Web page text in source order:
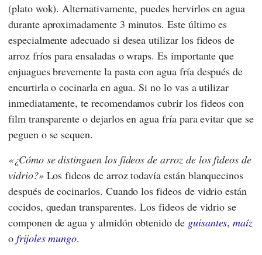
(plato wok). Alternativamente, puedes hervirlos en agua
durante aproximadamente 3 minutos. Este último es
especialmente adecuado si desea utilizar los fideos de
arroz fríos para ensaladas o wraps. Es importante que
enjuagues brevemente la pasta con agua fría después de
encurtirla o cocinarla en agua. Si no lo vas a utilizar
inmediatamente, te recomendamos cubrir los fideos con
film transparente o dejarlos en agua fría para evitar que se
peguen o se sequen.
¿Cómo se distinguen los fideos de arroz de los fideos de
vidrio? Los fideos de arroz todavía están blanquecinos
después de cocinarlos. Cuando los fideos de vidrio están
cocidos, quedan transparentes. Los fideos de vidrio se
componen de agua y almidón obtenido de guisantes,maíz
o frijoles mungo.